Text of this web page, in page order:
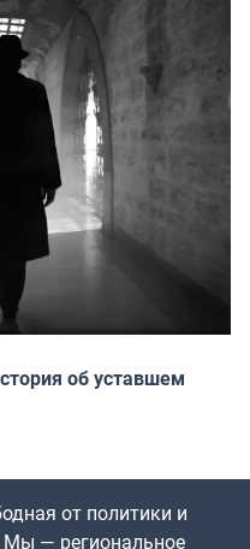
об уставшем
от политики и
Мы — региональное